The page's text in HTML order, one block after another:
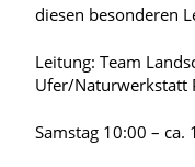
diesen besonderen
Leitung: Team
Ufer/Naturwerkstatt
Samstag 10:00 – ca.